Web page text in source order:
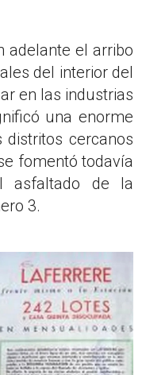
adelante el arribo
del interior del
en las industrias
una enorme
cercanos
fomentó todavía
asfaltado de la
3.